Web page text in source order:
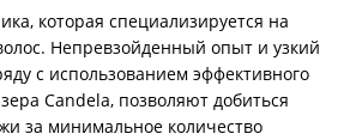
которая специализируется на
Непревзойденный опыт и узкий
с использованием эффективного
Candela, позволяют добиться
за минимальное количество